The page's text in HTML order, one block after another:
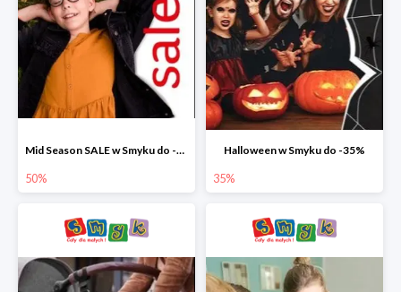
Mid Season SALE w Smyku do -50%
50%
Halloween w Smyku do -35%
35%